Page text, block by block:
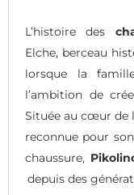
L’histoire des
Elche, berceau
lorsque la
l’ambition de
Située au cœur de
reconnue pour
chaussure,
depuis des